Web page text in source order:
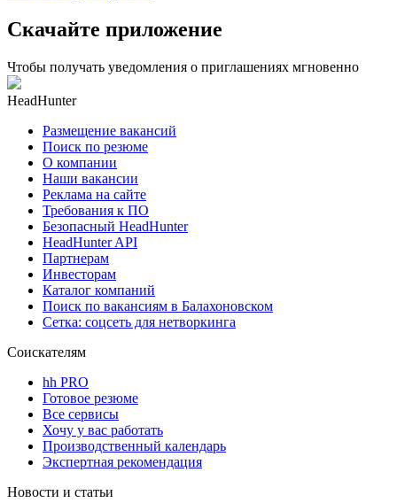
Скачайте приложение
Чтобы получать уведомления о приглашениях мгновенно
HeadHunter
Размещение вакансий
Поиск по резюме
О компании
Наши вакансии
Реклама на сайте
Требования к ПО
Безопасный HeadHunter
HeadHunter API
Партнерам
Инвесторам
Каталог компаний
Поиск по вакансиям в Балахоновском
Сетка: соцсеть для нетворкинга
Соискателям
hh PRO
Готовое резюме
Все сервисы
Хочу у вас работать
Производственный календарь
Экспертная рекомендация
Новости и статьи